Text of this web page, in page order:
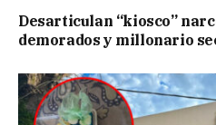
Desarticulan “kiosco”
demorados y millonario